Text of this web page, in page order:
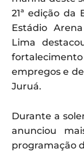
21ª edição da
Estádio
Lima
empregos e
Juruá.
Durante a
anunciou
programação